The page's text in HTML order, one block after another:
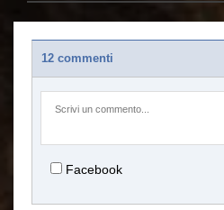
12 commenti
Facebook